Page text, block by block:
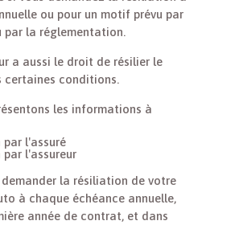
ou pour un motif prévu par
par la réglementation.
a aussi le droit de résilier le
certaines conditions.
les informations à
l'assuré
l'assureur
demander la résiliation de votre
à chaque échéance annuelle,
année de contrat, et dans